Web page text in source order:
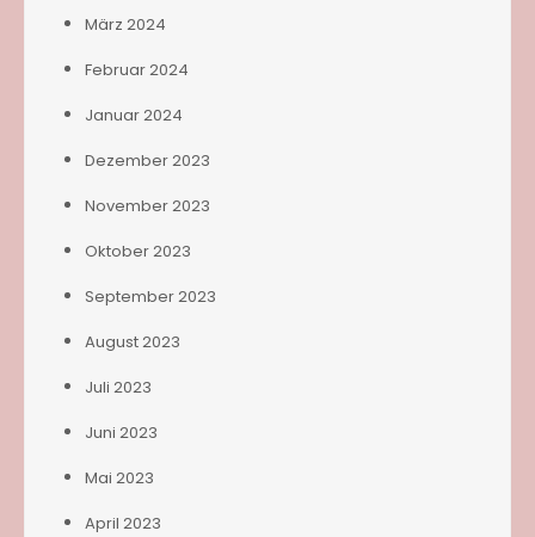
März 2024
Februar 2024
Januar 2024
Dezember 2023
November 2023
Oktober 2023
September 2023
August 2023
Juli 2023
Juni 2023
Mai 2023
April 2023